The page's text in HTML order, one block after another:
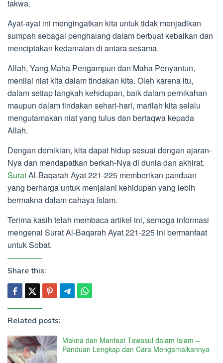
takwa.
Ayat-ayat ini mengingatkan kita untuk tidak menjadikan
sumpah sebagai penghalang dalam berbuat kebaikan dan
menciptakan kedamaian di antara sesama.
Allah, Yang Maha Pengampun dan Maha Penyantun,
menilai niat kita dalam tindakan kita. Oleh karena itu,
dalam setiap langkah kehidupan, baik dalam pernikahan
maupun dalam tindakan sehari-hari, marilah kita selalu
mengutamakan niat yang tulus dan bertaqwa kepada
Allah.
Dengan demikian, kita dapat hidup sesuai dengan ajaran-
Nya dan mendapatkan berkah-Nya di dunia dan akhirat.
SuratAl-Baqarah Ayat 221-225 memberikan panduan
yang berharga untuk menjalani kehidupan yang lebih
bermakna dalam cahaya Islam.
Terima kasih telah membaca artikel ini, semoga informasi
mengenai Surat Al-Baqarah Ayat 221-225 ini bermanfaat
untuk Sobat.
Share this:
Related posts:
Makna dan Manfaat Tawasul dalam Islam –
Panduan Lengkap dan Cara Mengamalkannya